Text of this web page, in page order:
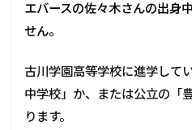
エバースの佐々木さんの出身
せん。
古川学園高等学校に進学して
中学校」か、または公立の「
ります。